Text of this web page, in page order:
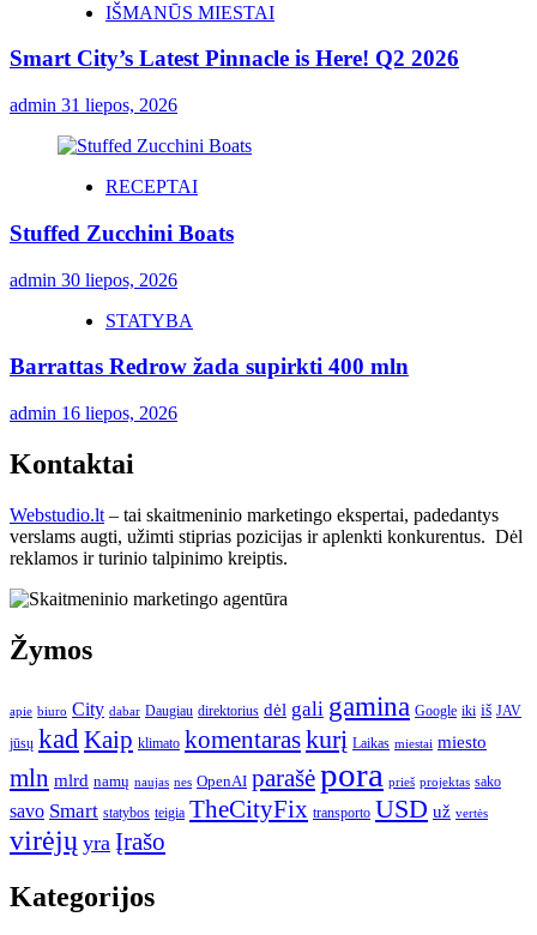
IŠMANŪS MIESTAI
Smart City’s Latest Pinnacle is Here! Q2 2026
admin 31 liepos, 2026
RECEPTAI
Stuffed Zucchini Boats
admin 30 liepos, 2026
STATYBA
Barrattas Redrow žada supirkti 400 mln
admin 16 liepos, 2026
Kontaktai
Webstudio.lt – tai skaitmeninio marketingo ekspertai, padedantys
verslams augti, užimti stiprias pozicijas ir aplenkti konkurentus. Dėl
reklamos ir turinio talpinimo kreiptis.
Žymos
apie biuro City dabar Daugiau direktorius dėl gali gamina Google iki iš JAV
jūsų kad Kaip klimato komentaraskurį Laikas miestai miesto
mln mlrd namų naujas nes OpenAI parašėpora prieš projektas sako
savo Smart statybos teigia TheCityFix transporto USD už vertės
virėjų yra Įrašo
Kategorijos